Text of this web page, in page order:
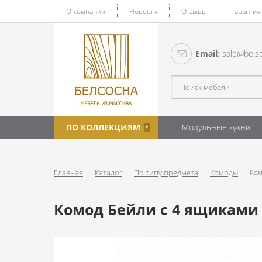
О компании Новости Отзывы
Email:
ПО КОЛЛЕКЦИЯМ Модульные кухни
Главная Каталог По типу предмета Комоды
Комод Бейли с 4 ящиками